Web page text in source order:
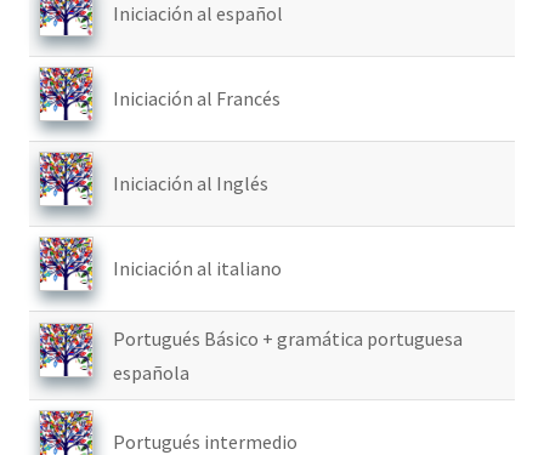
Iniciación al español
Iniciación al Francés
Iniciación al Inglés
Iniciación al italiano
Portugués Básico + gramática portuguesa
española
Portugués intermedio